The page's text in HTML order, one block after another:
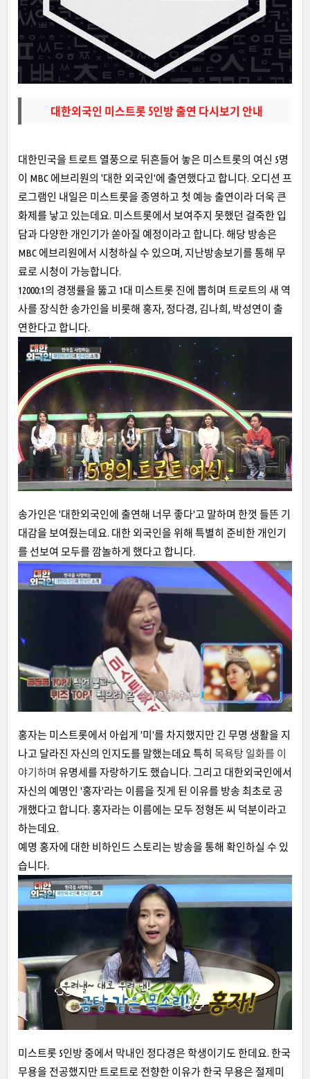
대한외국인 미스트롯 5인방 출연 다시보기 안내
대한민국을 트로트 열풍으로 뒤흔들어 놓은 미스트롯의 여신 5명
이 MBC 에브리원의 '대한 외국인'에 출연했다고 합니다. 오디션 프
로그램인 내일은 미스트롯을 종영하고 첫 예능 출연이라 더욱 큰
화제를 낳고 있는데요. 미스트롯에서 보여주지 못했던 걸죽한 입
담과 다양한 개인기가 쏟아질 예정이라고 합니다. 해당 방송은
MBC 에브리원에서 시청하실 수 있으며, 지난방송보기를 통해 무
료로 시청이 가능합니다.
12000:1의 경쟁률을 뚫고 1대 미스트롯 진에 뽑히며 트로트의 새 역
사를 장식한 송가인을 비롯해 홍자, 정다경, 김나희, 박성연이 출
연한다고 합니다.
송가인은 '대한외국인에 출연해 너무 좋다'고 말하며 한껏 들뜬 기
대감을 보여줬는데요. 대한 외국인을 위해 특별히 준비한 개인기
를 선보여 모두를 깜놀하게 했다고 합니다.
홍자는 미스트롯에서 아쉽게 '미'를 차지했지만 긴 무명 생활을 지
나고 달라진 자신의 인지도를 말했는데요 특히 목욕탕 일화를 이
야기하며 유명세를 자랑하기도 했습니다. 그리고 대한외국인에서
자신의 예명인 '홍자'라는 이름을 짓게 된 이유를 방송 최초로 공
개했다고 합니다. 홍자라는 이름에는 모두 정형돈 씨 덕분이라고
하는데요.
예명 홍자에 대한 비하인드 스토리는 방송을 통해 확인하실 수 있
습니다.
미스트롯 5인방 중에서 막내인 정다경은 학생이기도 한데요. 한국
무용을 전공했지만 트로트로 전향한 이유가 한국 무용은 절제미